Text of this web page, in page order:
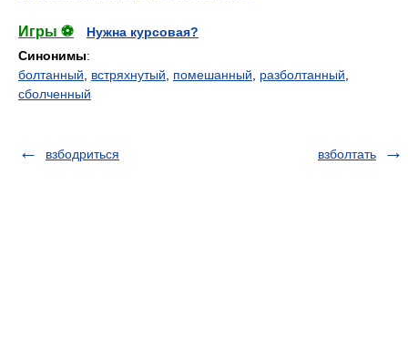
Игры ⚽
Нужна курсовая?
Синонимы:
болтанный
встряхнутый помешанный разболтанный
сболченный
взбодриться взболтать